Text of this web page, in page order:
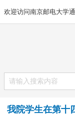
欢迎访问南京邮电大学
我院学生在第十